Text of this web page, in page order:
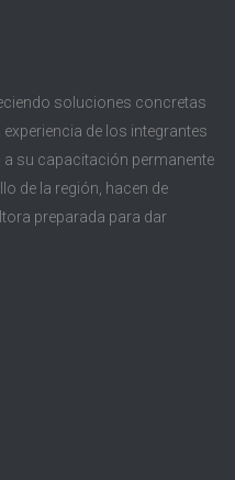
soluciones concretas
de los integrantes
su capacitación permanente
de la región, hacen de
preparada para dar